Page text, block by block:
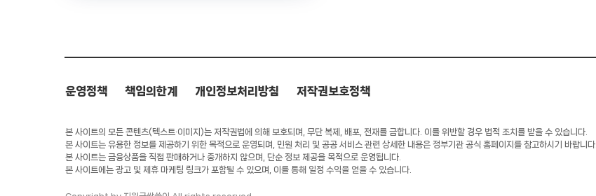
운영정책 책임의한계 개인정보처리방침 저작권보호정책
본 사이트의 모든 콘텐츠(텍스트·이미지)는 저작권법에 의해 보호되며, 무단 복제, 배포, 전재를 금합니다. 이를 위반할 경우 법적 조치를 받을 수 있습니다.
본 사이트는 유용한 정보를 제공하기 위한 목적으로 운영되며, 민원 처리 및 공공 서비스 관련 상세한 내용은 정부기관 공식 홈페이지를 참고하시기 바랍니다.
본 사이트는 금융상품을 직접 판매하거나 중개하지 않으며, 단순 정보 제공을 목적으로 운영됩니다.
본 사이트에는 광고 및 제휴 마케팅 링크가 포함될 수 있으며, 이를 통해 일정 수익을 얻을 수 있습니다.